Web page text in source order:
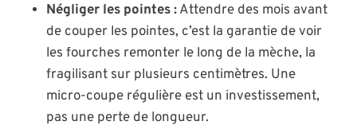
Négliger les pointes :Attendre des mois avant
de couper les pointes, c’est la garantie de voir
les fourches remonter le long de la mèche, la
fragilisant sur plusieurs centimètres. Une
micro-coupe régulière est un investissement,
pas une perte de longueur.